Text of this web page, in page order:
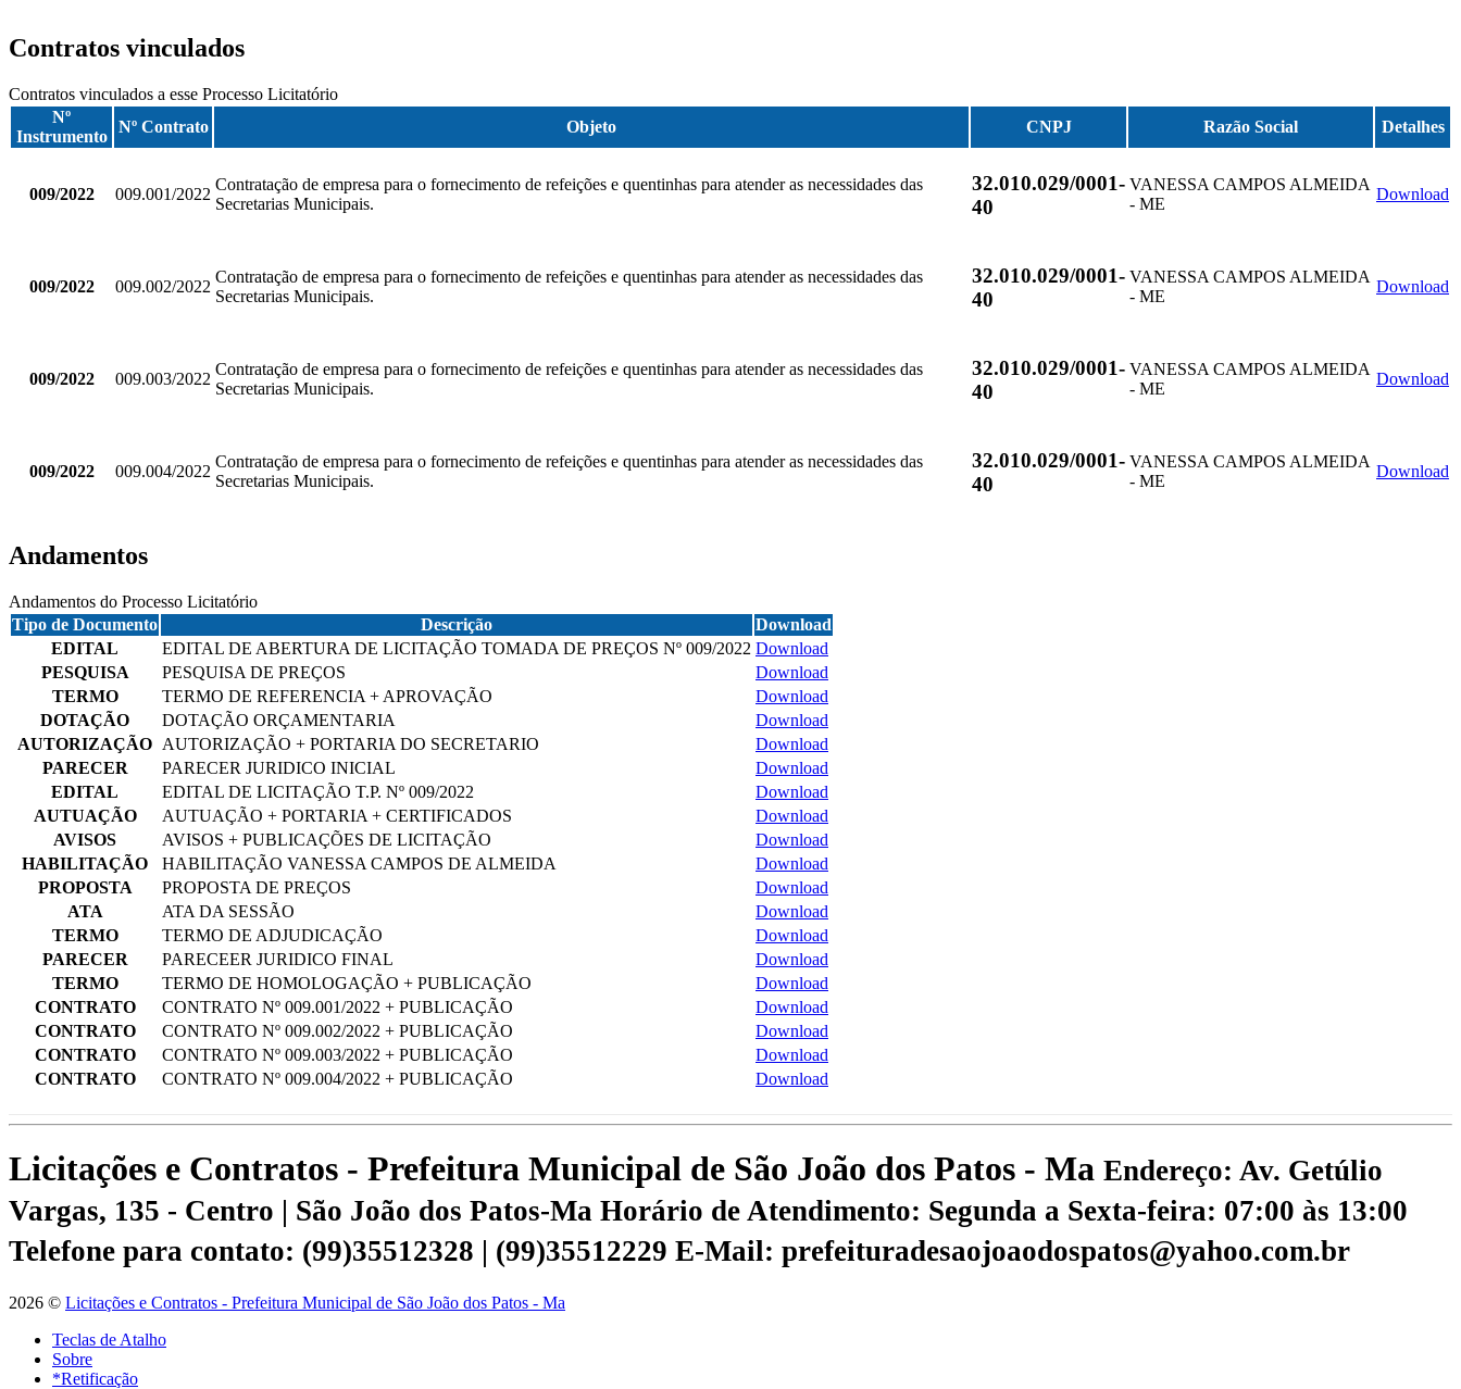
Contratos vinculados
Contratos vinculados a esse Processo Licitatório
Nº
Instrumento
Nº Contrato Objeto CNPJ Razão Social Detalhes
009/2022 009.001/2022
Contratação de empresa para o fornecimento de refeições e quentinhas para atender as necessidades das
Secretarias Municipais.
32.010.029/0001-
40
VANESSA CAMPOS ALMEIDA
- ME
Download
009/2022 009.002/2022
Contratação de empresa para o fornecimento de refeições e quentinhas para atender as necessidades das
Secretarias Municipais.
32.010.029/0001-
40
VANESSA CAMPOS ALMEIDA
- ME
Download
009/2022 009.003/2022
Contratação de empresa para o fornecimento de refeições e quentinhas para atender as necessidades das
Secretarias Municipais.
32.010.029/0001-
40
VANESSA CAMPOS ALMEIDA
- ME
Download
009/2022 009.004/2022
Contratação de empresa para o fornecimento de refeições e quentinhas para atender as necessidades das
Secretarias Municipais.
32.010.029/0001-
40
VANESSA CAMPOS ALMEIDA
- ME
Download
Andamentos
Andamentos do Processo Licitatório
Tipo de Documento
Descrição
Download
EDITAL
EDITAL DE ABERTURA DE LICITAÇÃO TOMADA DE PREÇOS Nº 009/2022 Download
PESQUISA
PESQUISA DE PREÇOS
Download
TERMO
TERMO DE REFERENCIA + APROVAÇÃO
Download
DOTAÇÃO
DOTAÇÃO ORÇAMENTARIA
Download
AUTORIZAÇÃO AUTORIZAÇÃO + PORTARIA DO SECRETARIO
Download
PARECER
PARECER JURIDICO INICIAL
Download
EDITAL
EDITAL DE LICITAÇÃO T.P. Nº 009/2022
Download
AUTUAÇÃO
AUTUAÇÃO + PORTARIA + CERTIFICADOS
Download
AVISOS
AVISOS + PUBLICAÇÕES DE LICITAÇÃO
Download
HABILITAÇÃO
HABILITAÇÃO VANESSA CAMPOS DE ALMEIDA
Download
PROPOSTA
PROPOSTA DE PREÇOS
Download
ATA
ATA DA SESSÃO
Download
TERMO
TERMO DE ADJUDICAÇÃO
Download
PARECER
PARECEER JURIDICO FINAL
Download
TERMO
TERMO DE HOMOLOGAÇÃO + PUBLICAÇÃO
Download
CONTRATO
CONTRATO Nº 009.001/2022 + PUBLICAÇÃO
Download
CONTRATO
CONTRATO Nº 009.002/2022 + PUBLICAÇÃO
Download
CONTRATO
CONTRATO Nº 009.003/2022 + PUBLICAÇÃO
Download
CONTRATO
CONTRATO Nº 009.004/2022 + PUBLICAÇÃO Download
Licitações e Contratos - Prefeitura Municipal de São João dos Patos - Ma Endereço: Av. Getúlio
Vargas, 135 - Centro | São João dos Patos-Ma Horário de Atendimento: Segunda a Sexta-feira: 07:00 às 13:00
Telefone para contato: (99)35512328 | (99)35512229 E-Mail: prefeituradesaojoaodospatos@yahoo.com.br
2026 © Licitações e Contratos - Prefeitura Municipal de São João dos Patos - Ma
Teclas de Atalho
Sobre
*Retificação